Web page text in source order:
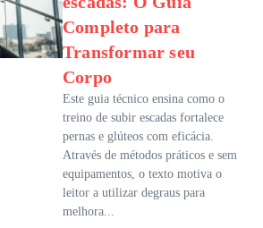
Completo para
Transformar seu
Corpo
Este guia técnico ensina como o
treino de subir escadas fortalece
pernas e glúteos com eficácia.
Através de métodos práticos e sem
equipamentos, o texto motiva o
leitor a utilizar degraus para
melhora...